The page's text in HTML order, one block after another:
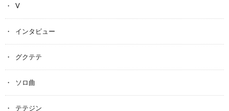
V
インタビュー
グクテテ
ソロ曲
テテジン